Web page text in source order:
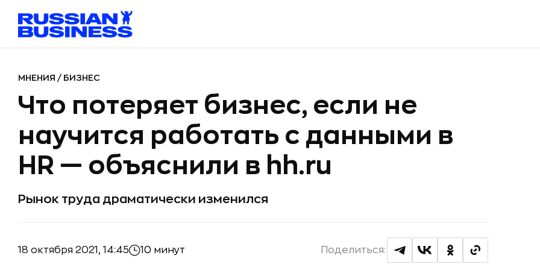
МНЕНИЯ / БИЗНЕС
Что потеряет бизнес, если не
научится работать с данными в
HR — объяснили в hh.ru
Рынок труда драматически изменился
18 октября 2021, 14:45 10 минут Поделиться: